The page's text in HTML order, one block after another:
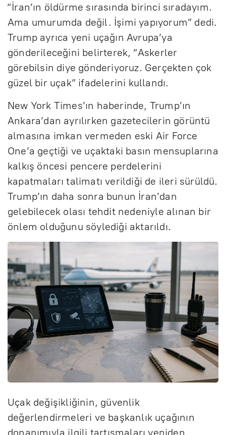
“İran’ın öldürme sırasında birinci sıradayım.
Ama umurumda değil. İşimi yapıyorum” dedi.
Trump ayrıca yeni uçağın Avrupa’ya
gönderileceğini belirterek, “Askerler
görebilsin diye gönderiyoruz. Gerçekten çok
güzel bir uçak” ifadelerini kullandı.
New York Times’ın haberinde, Trump’ın
Ankara’dan ayrılırken gazetecilerin görüntü
almasına imkan vermeden eski Air Force
One’a geçtiği ve uçaktaki basın mensuplarına
kalkış öncesi pencere perdelerini
kapatmaları talimatı verildiği de ileri sürüldü.
Trump’ın daha sonra bunun İran’dan
gelebilecek olası tehdit nedeniyle alınan bir
önlem olduğunu söylediği aktarıldı.
Uçak değişikliğinin, güvenlik
değerlendirmeleri ve başkanlık uçağının
donanımıyla ilgili tartışmaları yeniden